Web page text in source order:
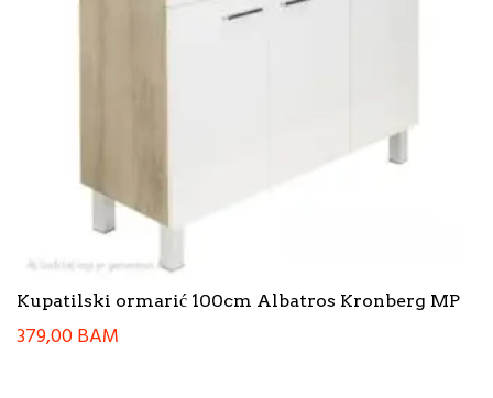
Kupatilski ormarić 100cm Albatros Kronberg MP
379,00BAM